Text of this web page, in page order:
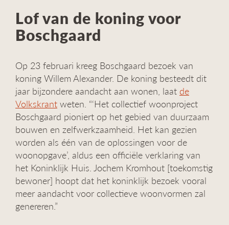
a
a
Lof van de koning voor
Boschgaard
Op 23 februari kreeg Boschgaard bezoek van
koning Willem Alexander. De koning besteedt dit
jaar bijzondere aandacht aan wonen, laat de
Volkskrant weten. “‘Het collectief woonproject
Boschgaard pioniert op het gebied van duurzaam
bouwen en zelfwerkzaamheid. Het kan gezien
worden als één van de oplossingen voor de
woonopgave’, aldus een officiële verklaring van
het Koninklijk Huis. Jochem Kromhout [toekomstig
bewoner] hoopt dat het koninklijk bezoek vooral
meer aandacht voor collectieve woonvormen zal
genereren.”